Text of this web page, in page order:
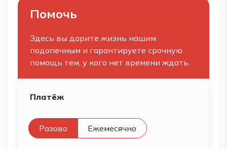
Помочь
Здесь вы дарите жизнь нашим
подопечным и гарантируете срочную
помощь тем, у кого нет времени ждать.
Платёж
Разово Ежемесячно